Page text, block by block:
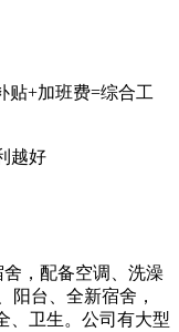
贴+加班费=综合工
越好
舍，配备空调、洗澡
阳台、全新宿舍，
、卫生。公司有大型